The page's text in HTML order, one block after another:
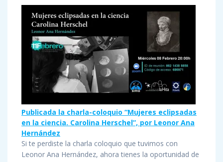
Publicada la charla-coloquio “Mujeres eclipsadas
en la ciencia. Carolina Herschel”, por Leonor Ana
Hernández
Si te perdiste la charla coloquio que tuvimos con
Leonor Ana Hernández, ahora tienes la oportunidad de